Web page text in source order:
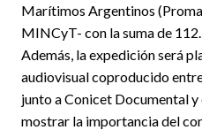
Marítimos Argentinos
MINCyT- con la suma de
Además, la expedición será
audiovisual coproducido
junto a Conicet Documental
mostrar la importancia del